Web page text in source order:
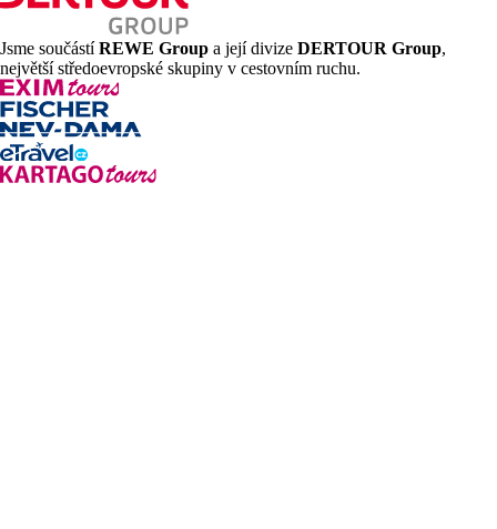
Internet
Zdarma:WiFi na pokoji
Web
Phuket Resorts for Families | Novotel Phuket Kata Avista Resort
(novotelphuketresortkata.com)
Oficiální kategorie
4 hvězdičky
Jsme součástíREWE Group a její divize DERTOUR Group,
největší středoevropské skupiny v cestovním ruchu.